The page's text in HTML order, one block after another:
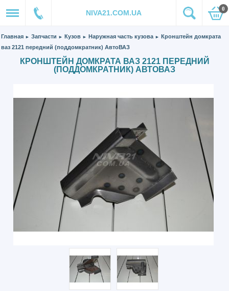
NIVA21.COM.UA 0
Главная ► Запчасти ► Кузов ► Наружная часть кузова ► Кронштейн домкрата
ваз 2121 передний (поддомкратник) АвтоВАЗ
КРОНШТЕЙН ДОМКРАТА ВАЗ 2121 ПЕРЕДНИЙ
(ПОДДОМКРАТНИК) АВТОВАЗ